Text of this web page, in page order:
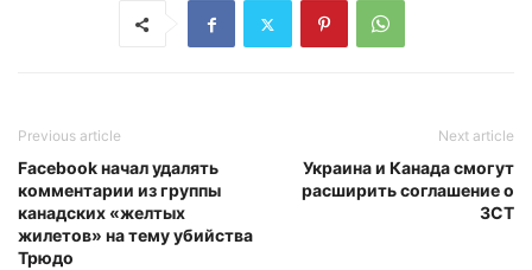
Previous article
Facebook начал удалять
комментарии из группы
канадских «желтых
жилетов» на тему убийства
Трюдо
Next article
Украина и Канада смогут
расширить соглашение о
ЗСТ